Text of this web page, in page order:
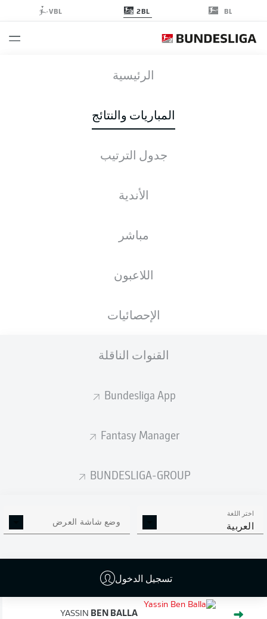
BL
2BL
VBL
الرئيسية
المباريات والنتائج
جدول الترتيب
الأندية
مباشر
اللاعبون
الإحصائيات
القنوات الناقلة
Bundesliga App
Fantasy Manager
BUNDESLIGA-GROUP
اختر اللغة
العربية وضع شاشة العرض
تسجيل الدخول
0
1
الأخبار التشكيلات الإحصائيات
إعلان
YASSIN BEN BALLA